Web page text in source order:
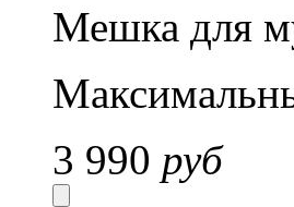
Мешка для
3 990 руб